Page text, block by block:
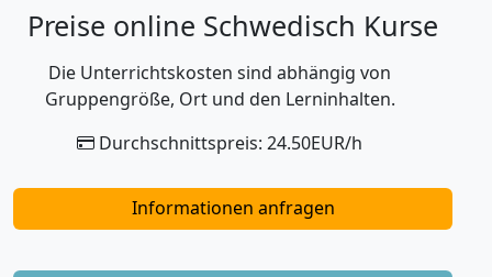
Preise online Schwedisch Kurse
Die Unterrichtskosten sind abhängig von
Gruppengröße, Ort und den Lerninhalten.
Durchschnittspreis: 24.50EUR/h
Informationen anfragen